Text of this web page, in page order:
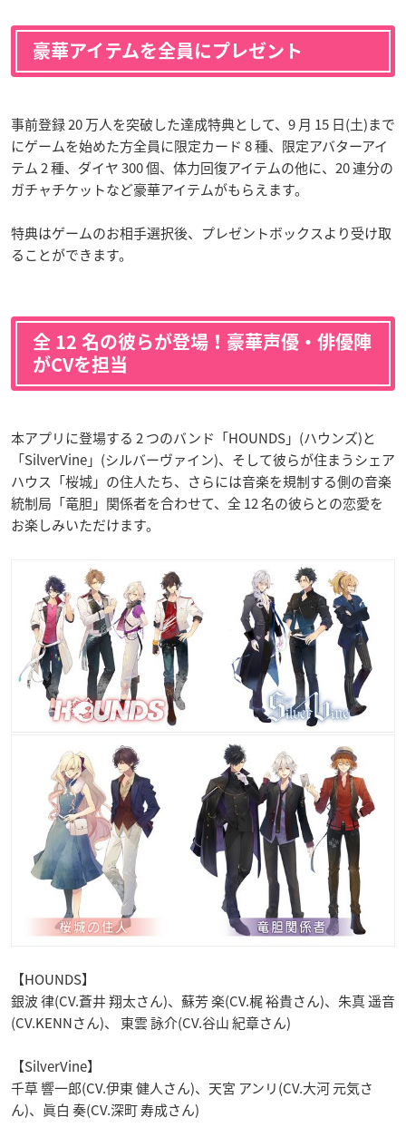
豪華アイテムを全員にプレゼント
事前登録 20 万人を突破した達成特典として、9 月 15 日(土)まで
にゲームを始めた方全員に限定カード 8 種、限定アバターアイ
テム 2 種、ダイヤ 300 個、体力回復アイテムの他に、20 連分の
ガチャチケットなど豪華アイテムがもらえます。
特典はゲームのお相手選択後、プレゼントボックスより受け取
ることができます。
全 12 名の彼らが登場！豪華声優・俳優陣
がCVを担当
本アプリに登場する 2 つのバンド「HOUNDS」(ハウンズ)と
「SilverVine」(シルバーヴァイン)、そして彼らが住まうシェア
ハウス「桜城」の住人たち、さらには音楽を規制する側の音楽
統制局「竜胆」関係者を合わせて、全 12 名の彼らとの恋愛を
お楽しみいただけます。
【HOUNDS】
銀波 律(CV.蒼井 翔太さん)、蘇芳 楽(CV.梶 裕貴さん)、朱真 遥音
(CV.KENNさん)、 東雲 詠介(CV.谷山 紀章さん)
【SilverVine】
千草 響一郎(CV.伊東 健人さん)、天宮 アンリ(CV.大河 元気さ
ん)、眞白 奏(CV.深町 寿成さん)